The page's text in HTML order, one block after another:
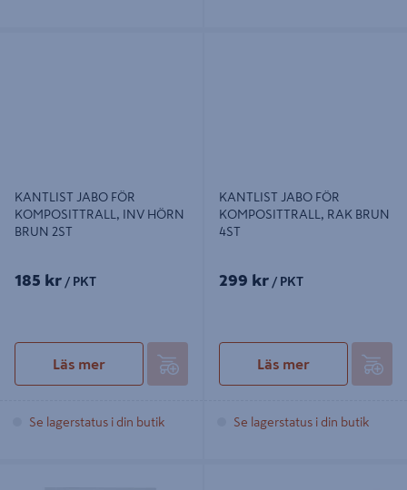
KANTLIST JABO FÖR
KOMPOSITTRALL, INV HÖRN
BRUN 2ST
185 kr / PKT
Läs mer
Se lagerstatus i din butik
KANTLIST JABO FÖR
KOMPOSITTRALL, RAK BRUN
4ST
299 kr / PKT
Läs mer
Se lagerstatus i din butik